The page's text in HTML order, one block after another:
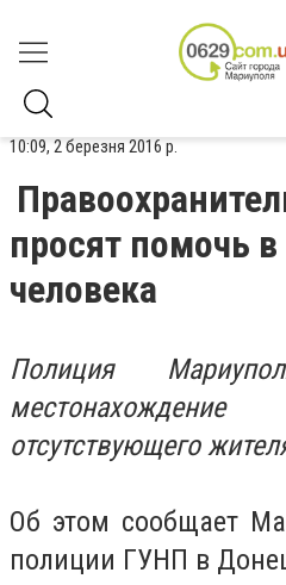
10:09, 2 березня 2016 р.
просят помочь
человека
Полиция
отсутствующего
Об этом сообщает
полиции ГУНП в